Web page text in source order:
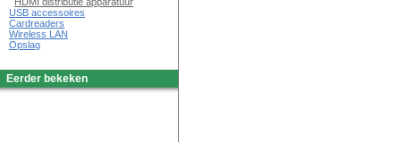
USB accessoires
Cardreaders
Wireless LAN
Opslag
Eerder bekeken